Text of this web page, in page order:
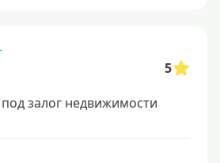
5
залог недвижимости